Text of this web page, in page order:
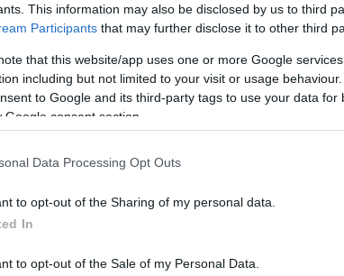
This information may also be disclosed by us to third
Participants that may further disclose it to other third
that this website/app uses one or more Google
including but not limited to your visit or usage
to Google and its third-party tags to use your data for
Google consent section.
Data Processing Opt Outs
to opt-out of the Sharing of my personal data.
In
to opt-out of the Sale of my Personal Data.